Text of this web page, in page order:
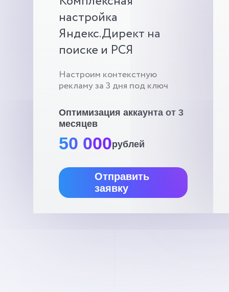
настройка
Яндекс.Директ на
поиске и РСЯ
Настроим контекстную
рекламу за 3 дня под ключ
Оптимизация аккаунта от 3
месяцев
50 000рублей
Отправить
заявку